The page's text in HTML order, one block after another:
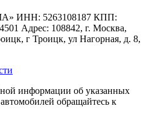
ИНН: 5263108187 КПП:
Адрес: 108842, г. Москва,
г Троицк, ул Нагорная, д. 8,
информации об указанных
обращайтесь к